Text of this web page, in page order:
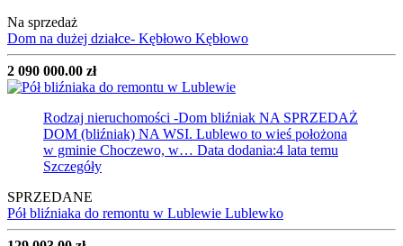
Na sprzedaż
Dom na dużej działce- Kębłowo Kębłowo
2 090 000.00 zł
Rodzaj nieruchomości -Dom bliźniak NA SPRZEDAŻ
DOM (bliźniak) NA WSI. Lublewo to wieś położona
w gminie Choczewo, w… Data dodania:4 lata temu
Szczegóły
SPRZEDANE
Pół bliźniaka do remontu w Lublewie Lublewko